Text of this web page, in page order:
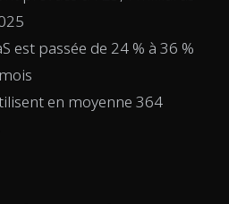
est passée de 24 % à 36 %
en moyenne 364